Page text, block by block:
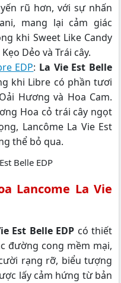
rũ hơn, với sự nhấn
mang lại cảm giác
khi Sweet Like Candy
Dẻo và Trái cây.
EDP: La Vie Est Belle
khi Libre có phần tươi
Hương và Hoa Cam.
Hoa cỏ trái cây ngọt
Lancôme La Vie Est
thể bỏ qua.
Lancome La Vie
Est Belle EDP có thiết
đường cong mềm mại,
rạng rỡ, biểu tượng
lấy cảm hứng từ bản